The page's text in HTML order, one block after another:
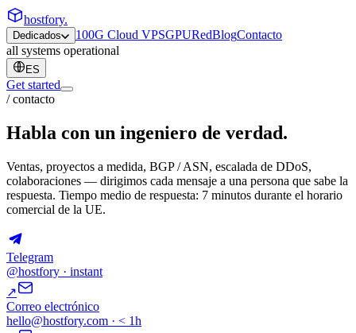
hostfory.
Dedicados 100G Cloud VPSGPURedBlogContacto
all systems operational
ES
Get started
/ contacto
Habla con un ingeniero de verdad.
Ventas, proyectos a medida, BGP / ASN, escalada de DDoS,
colaboraciones — dirigimos cada mensaje a una persona que sabe la
respuesta. Tiempo medio de respuesta: 7 minutos durante el horario
comercial de la UE.
Telegram
@hostfory · instant
↗
Correo electrónico
hello@hostfory.com · < 1h